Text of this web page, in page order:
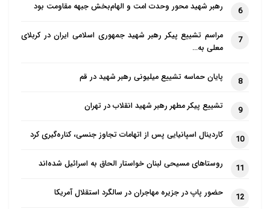
6 رهبر شهید محور وحدت امت و الهام‌بخش جبهه مقاومت بود
7
مراسم تشییع پیکر رهبر شهید جمهوری اسلامی ایران در کربلای
معلی به…
8 پایان حماسه تشییع میلیونی رهبر شهید در قم
9 تشییع پیکر مطهر رهبر شهید انقلاب در تهران
10 کاردینال اسپانیایی پس از اتهامات تجاوز جنسی، کناره‌گیری کرد
11 روستاهای مسیحی لبنان خواستار الحاق به اسرائیل شده‌اند
12 حضور پاپ در جزیره مهاجران در سالگرد استقلال آمریکا